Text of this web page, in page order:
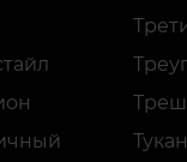
Тукан